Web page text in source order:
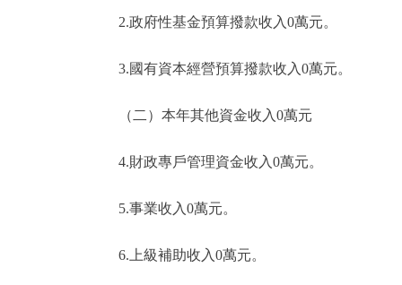
2.政府性基金預算撥款收入0萬元。
3.國有資本經營預算撥款收入0萬元。
（二）本年其他資金收入0萬元
4.財政專戶管理資金收入0萬元。
5.事業收入0萬元。
6.上級補助收入0萬元。